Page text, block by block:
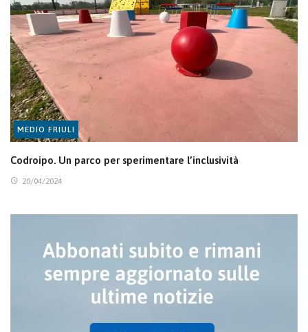
MEDIO FRIULI
Codroipo. Un parco per sperimentare l’inclusività
20/04/2024